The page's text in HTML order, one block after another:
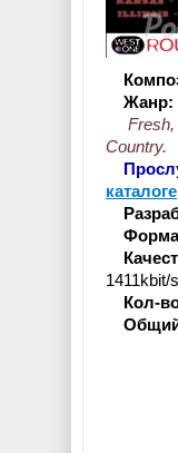
Жанр:
Country.
каталоге
1411kbit/
Кол-